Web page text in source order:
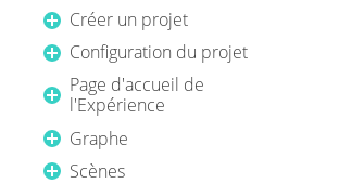
Créer un projet
Configuration du projet
Page d'accueil de
l'Expérience
Graphe
Scènes